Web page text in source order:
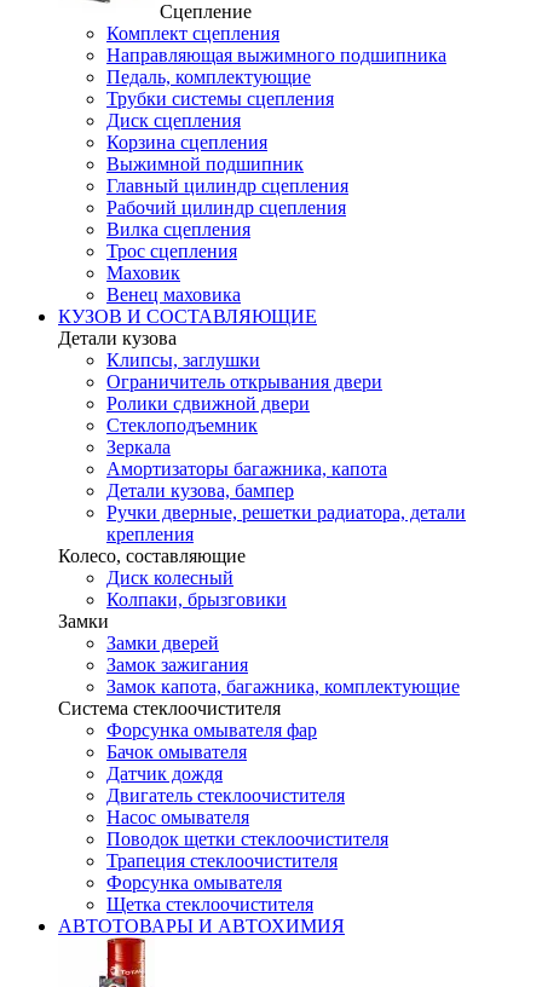
Сцепление
Комплект сцепления
Направляющая выжимного подшипника
Педаль, комплектующие
Трубки системы сцепления
Диск сцепления
Корзина сцепления
Выжимной подшипник
Главный цилиндр сцепления
Рабочий цилиндр сцепления
Вилка сцепления
Трос сцепления
Маховик
Венец маховика
КУЗОВ И СОСТАВЛЯЮЩИЕ
Детали кузова
Клипсы, заглушки
Ограничитель открывания двери
Ролики сдвижной двери
Стеклоподъемник
Зеркала
Амортизаторы багажника, капота
Детали кузова, бампер
Ручки дверные, решетки радиатора, детали
крепления
Колесо, составляющие
Диск колесный
Колпаки, брызговики
Замки
Замки дверей
Замок зажигания
Замок капота, багажника, комплектующие
Система стеклоочистителя
Форсунка омывателя фар
Бачок омывателя
Датчик дождя
Двигатель стеклоочистителя
Насос омывателя
Поводок щетки стеклоочистителя
Трапеция стеклоочистителя
Форсунка омывателя
Щетка стеклоочистителя
АВТОТОВАРЫ И АВТОХИМИЯ